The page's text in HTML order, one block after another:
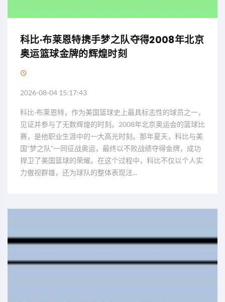
科比·布莱恩特携手梦之队夺得2008年北京
奥运篮球金牌的辉煌时刻
2026-08-04 15:17:43
科比·布莱恩特，作为美国篮球史上最具标志性的球员之一，
见证并参与了无数辉煌的时刻。2008年北京奥运会的篮球比
赛，是他职业生涯中的一大高光时刻。那年夏天，科比与美
国“梦之队”一同征战奥运，最终以不败战绩夺得金牌，成功
捍卫了美国篮球的荣耀。在这个过程中，科比不仅以个人实
力傲视群雄，还为球队的整体表现注...